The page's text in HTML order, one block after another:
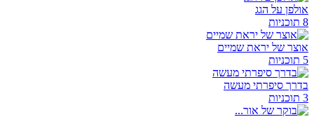
אולפן על הגג
8 תוכניות
אוצר של יראת שמיים
5 תוכניות
בדרך סיפרתי מעשה
3 תוכניות